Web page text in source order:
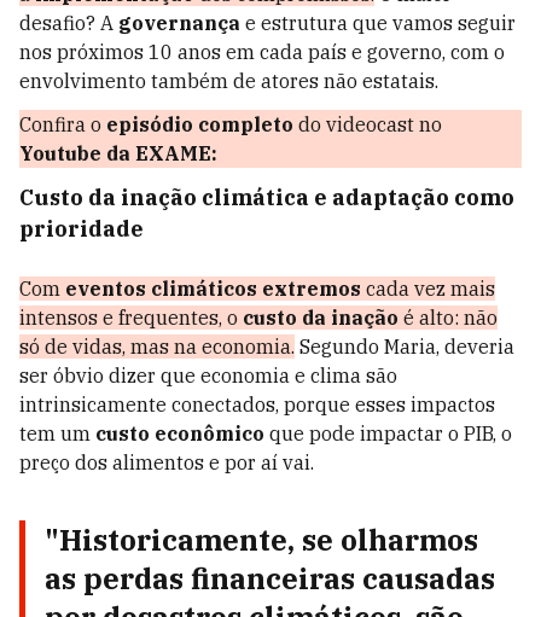
desafio? A governança e estrutura que vamos seguir
nos próximos 10 anos em cada país e governo, com o
envolvimento também de atores não estatais.
Confira o episódio completo do videocast no
Youtube da EXAME:
Custo da inação climática e adaptação como
prioridade
Com eventos climáticos extremos cada vez mais
intensos e frequentes, o custo da inação é alto: não
só de vidas, mas na economia. Segundo Maria, deveria
ser óbvio dizer que economia e clima são
intrinsicamente conectados, porque esses impactos
tem um custo econômico que pode impactar o PIB, o
preço dos alimentos e por aí vai.
"Historicamente, se olharmos
as perdas financeiras causadas